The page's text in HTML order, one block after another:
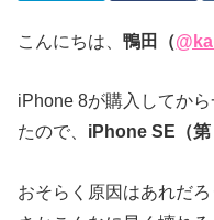
こんにちは、鴨田（
iPhone 8が購入してか
たので、 iPhone SE（第
おそらく原因はあれだ